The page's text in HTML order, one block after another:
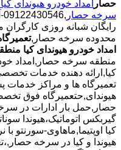
حصار امداد خودرو هیوندای
سرخه حصار
رایگان شبانه روزی کارگران
محدوده سرخه حصار,
امداد خودرو هیوندای کیا
منطقه سرخه حصار,امداد
کیا,ارائه دهنده خدمات
تعمیرگاه ها و مراکز
هیوندای,حتعمیرگاه فوق
حصار,حمل بار ادارات در
گیربکس اتوماتیک،هیوندا
کیا اوپتیما‌,ماهاوی-سورنتو
هیوندا و کیا در سرخه